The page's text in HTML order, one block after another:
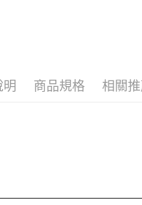
明 商品規格 相關